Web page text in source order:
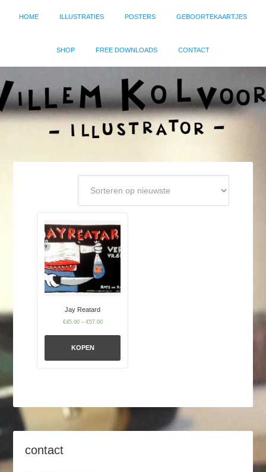
HOME ILLUSTRATIES POSTERS GEBOORTEKAARTJES
SHOP FREE DOWNLOADS CONTACT
Jay Reatard
€45.00– €57.00
KOPEN
contact